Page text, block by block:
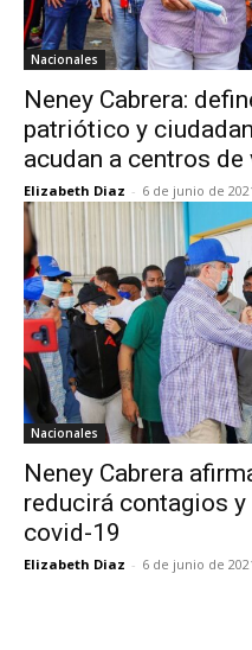
Nacionales
Neney Cabrera:
patriótico y
acudan a centros de
Elizabeth Diaz - 6 de junio de
Nacionales
Neney Cabrera
reducirá contagios
covid-19
Elizabeth Diaz - 6 de junio de